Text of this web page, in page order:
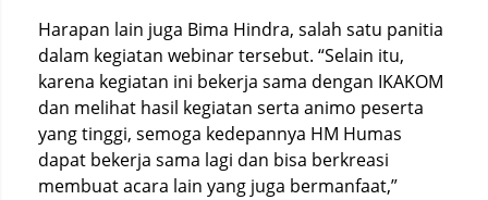
Harapan lain juga Bima Hindra, salah satu panitia
dalam kegiatan webinar tersebut. “Selain itu,
karena kegiatan ini bekerja sama dengan IKAKOM
dan melihat hasil kegiatan serta animo peserta
yang tinggi, semoga kedepannya HM Humas
dapat bekerja sama lagi dan bisa berkreasi
membuat acara lain yang juga bermanfaat,”